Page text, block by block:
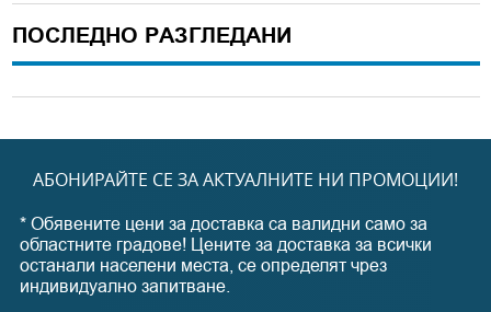
ПОСЛЕДНО РАЗГЛЕДАНИ
АБОНИРАЙТЕ СЕ ЗА АКТУАЛНИТЕ НИ ПРОМОЦИИ!
* Обявените цени за доставка са валидни само за
областните градове! Цените за доставка за всички
останали населени места, се определят чрез
индивидуално запитване.